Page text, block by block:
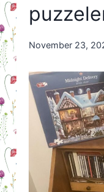
By
Orriëns
November 23,